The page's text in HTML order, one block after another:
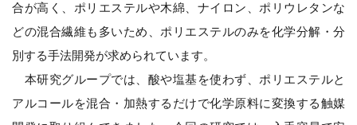
合が高く、ポリエステルや木綿、ナイロン、ポリウレタンな
どの混合繊維も多いため、ポリエステルのみを化学分解・分
別する手法開発が求められています。
本研究グループでは、酸や塩基を使わず、ポリエステルと
アルコールを混合・加熱するだけで化学原料に変換する触媒